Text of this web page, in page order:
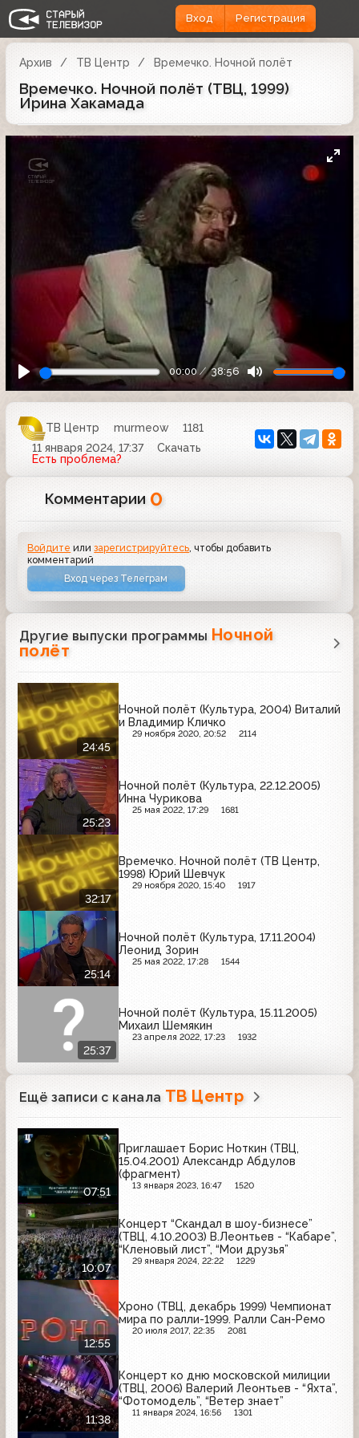
Вход Регистрация
Архив ТВ Центр Времечко. Ночной полёт
Времечко. Ночной полёт (ТВЦ, 1999)
Ирина Хакамада
00:00 38:56
ТВ Центр murmeow
1181
11 января 2024, 17:37
Скачать
Есть проблема?
Комментарии 0
Войдите илизарегистрируйтесь , чтобы добавить
комментарий
Вход через Телеграм
Другие выпуски программы Ночной
полёт
24:45
Ночной полёт (Культура, 2004) Виталий
и Владимир Кличко
29 ноября 2020, 20:52 2114
25:23
Ночной полёт (Культура, 22.12.2005)
Инна Чурикова
25 мая 2022, 17:29 1681
32:17
Времечко. Ночной полёт (ТВ Центр,
1998) Юрий Шевчук
29 ноября 2020, 15:40 1917
25:14
Ночной полёт (Культура, 17.11.2004)
Леонид Зорин
25 мая 2022, 17:28 1544
25:37
Ночной полёт (Культура, 15.11.2005)
Михаил Шемякин
23 апреля 2022, 17:23 1932
Ещё записи с канала ТВ Центр
07:51
Приглашает Борис Ноткин (ТВЦ,
15.04.2001) Александр Абдулов
(фрагмент)
13 января 2023, 16:47 1520
10:07
Концерт “Скандал в шоу-бизнесе”
(ТВЦ, 4.10.2003) В.Леонтьев - “Кабаре”,
“Кленовый лист”, “Мои друзья”
29 января 2024, 22:22 1229
12:55
Хроно (ТВЦ, декабрь 1999) Чемпионат
мира по ралли-1999. Ралли Сан-Ремо
20 июля 2017, 22:35 2081
11:38
Концерт ко дню московской милиции
(ТВЦ, 2006) Валерий Леонтьев - “Яхта”,
“Фотомодель”, “Ветер знает”
11 января 2024, 16:56 1301